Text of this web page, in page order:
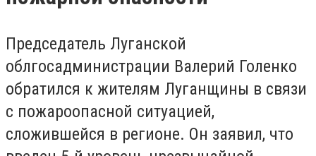
Председатель Луганской
облгосадминистрации Валерий Голенко
обратился к жителям Луганщины в связи
с пожароопасной ситуацией,
сложившейся в регионе. Он заявил, что